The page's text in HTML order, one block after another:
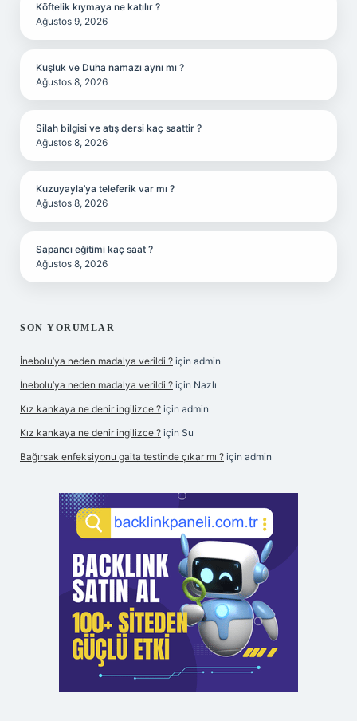
Köftelik kıymaya ne katılır ?
Ağustos 9, 2026
Kuşluk ve Duha namazı aynı mı ?
Ağustos 8, 2026
Silah bilgisi ve atış dersi kaç saattir ?
Ağustos 8, 2026
Kuzuyayla’ya teleferik var mı ?
Ağustos 8, 2026
Sapancı eğitimi kaç saat ?
Ağustos 8, 2026
SON YORUMLAR
İnebolu’ya neden madalya verildi ? için admin
İnebolu’ya neden madalya verildi ? için Nazlı
Kız kankaya ne denir ingilizce ? için admin
Kız kankaya ne denir ingilizce ? için Su
Bağırsak enfeksiyonu gaita testinde çıkar mı ? için admin